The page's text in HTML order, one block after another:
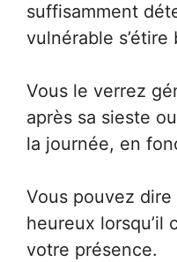
suffisamment
vulnérable s’étire
Vous le verrez
après sa sieste
la journée, en
Vous pouvez
heureux lorsqu’il
votre présence.